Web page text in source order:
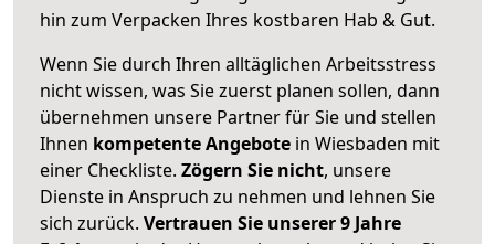
hin zum Verpacken Ihres kostbaren Hab & Gut.
Wenn Sie durch Ihren alltäglichen Arbeitsstress
nicht wissen, was Sie zuerst planen sollen, dann
übernehmen unsere Partner für Sie und stellen
Ihnen kompetente Angebote in Wiesbaden mit
einer Checkliste. Zögern Sie nicht, unsere
Dienste in Anspruch zu nehmen und lehnen Sie
sich zurück. Vertrauen Sie unserer 9 Jahre